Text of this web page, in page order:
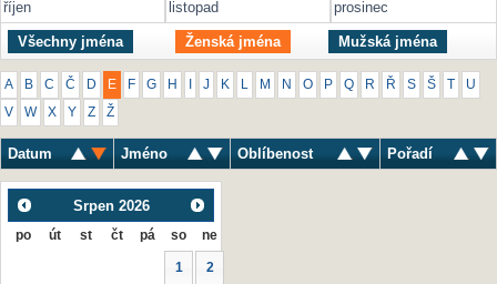
říjen
listopad prosinec
Všechny jména Ženská jména Mužská jména
A B C Č D E F G H J K M N O P Q R Ř S Š U
V W X Y Z Ž
Datum Jméno Oblíbenost Pořadí
Srpen 2026
po út st čt pá so ne
1 2